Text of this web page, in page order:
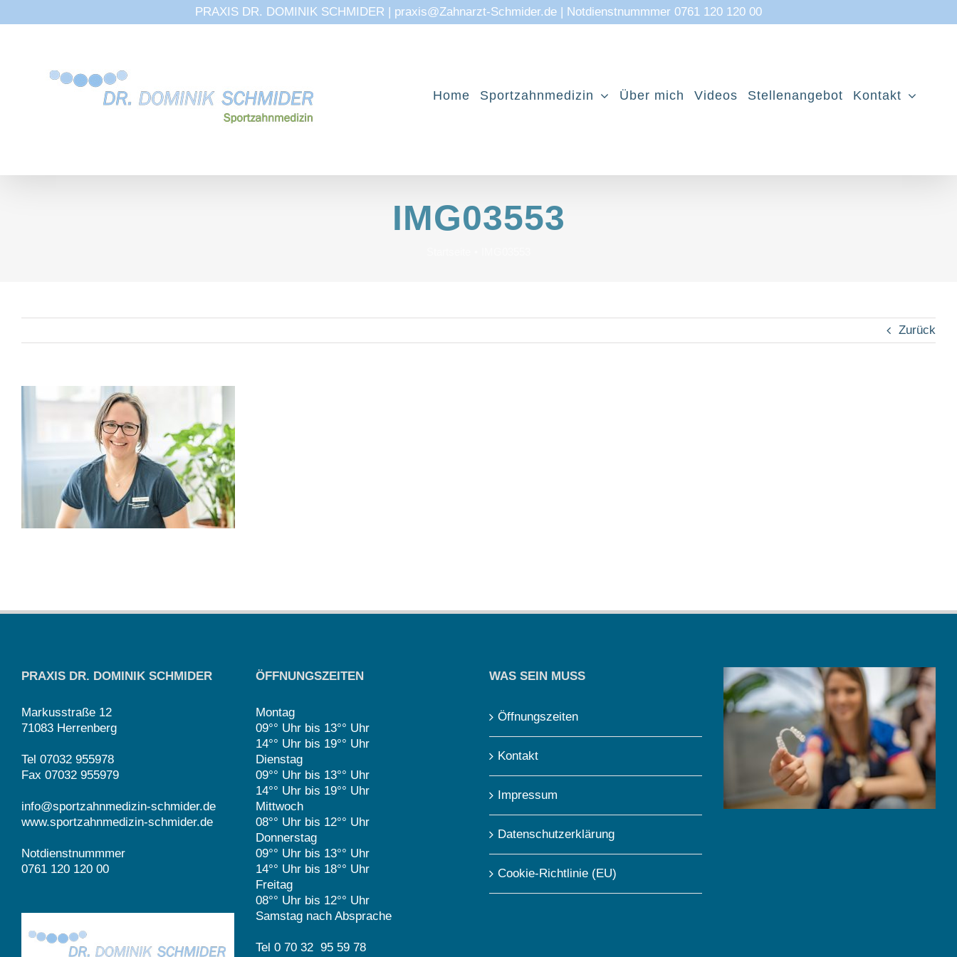
PRAXIS DR. DOMINIK SCHMIDER | praxis@Zahnarzt-Schmider.de | Notdienstnummmer 0761 120 120 00
Home Sportzahnmedizin Über mich Videos Stellenangebot Kontakt
IMG03553
Zurück
PRAXIS DR. DOMINIK SCHMIDER
Markusstraße 12
71083 Herrenberg
Tel 07032 955978
Fax 07032 955979
info@sportzahnmedizin-schmider.de
www.sportzahnmedizin-schmider.de
Notdienstnummmer
0761 120 120 00
ÖFFNUNGSZEITEN
Montag
09°° Uhr bis 13°° Uhr
14°° Uhr bis 19°° Uhr
Dienstag
09°° Uhr bis 13°° Uhr
14°° Uhr bis 19°° Uhr
Mittwoch
08°° Uhr bis 12°° Uhr
Donnerstag
09°° Uhr bis 13°° Uhr
14°° Uhr bis 18°° Uhr
Freitag
08°° Uhr bis 12°° Uhr
Samstag nach Absprache
Tel 0 70 32 95 59 78
WAS SEIN MUSS
Öffnungszeiten
Kontakt
Impressum
Datenschutzerklärung
Cookie-Richtlinie (EU)